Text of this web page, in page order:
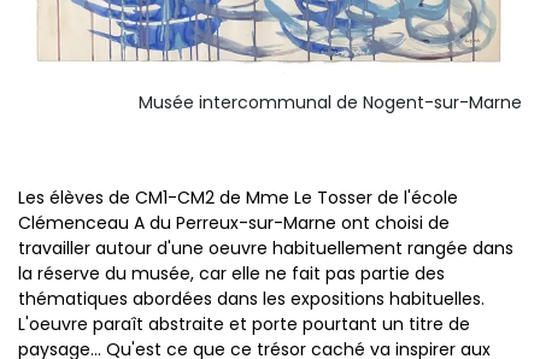
Musée intercommunal de Nogent-sur-Marne
Les élèves de CM1-CM2 de Mme Le Tosser de l'école
Clémenceau A du Perreux-sur-Marne ont choisi de
travailler autour d'une oeuvre habituellement rangée dans
la réserve du musée, car elle ne fait pas partie des
thématiques abordées dans les expositions habituelles.
L'oeuvre paraît abstraite et porte pourtant un titre de
paysage... Qu'est ce que ce trésor caché va inspirer aux